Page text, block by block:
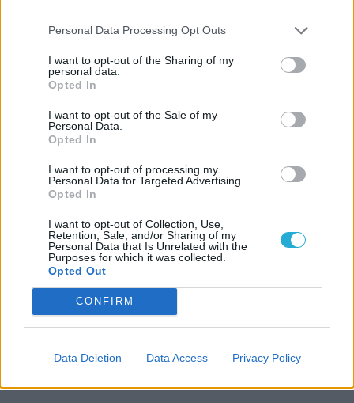
Personal Data Processing Opt Outs
I want to opt-out of the Sharing of my
personal data.
Opted In
I want to opt-out of the Sale of my
Personal Data.
Opted In
I want to opt-out of processing my
Personal Data for Targeted Advertising.
Opted In
I want to opt-out of Collection, Use,
Retention, Sale, and/or Sharing of my
Personal Data that Is Unrelated with the
Purposes for which it was collected.
Opted Out
CONFIRM
Data Deletion Data Access Privacy Policy